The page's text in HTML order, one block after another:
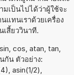
เป็นไปได้ว่าผู้ใช้จะ
ทนเราด้วยเครื่อง
สี้ยววินาที.
cos, atan, tan,
กัน ตัวอย่าง:
asin(1/2),